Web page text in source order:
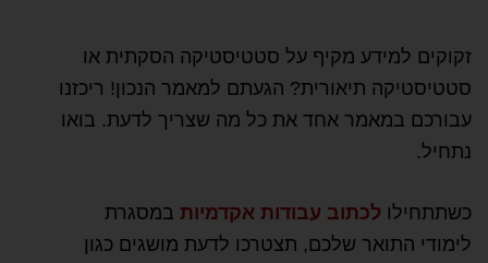
זקוקים למידע מקיף על סטטיסטיקה הסקתית או
סטטיסטיקה תיאורית? הגעתם למאמר הנכון! ריכזנו
עבורכם במאמר אחד את כל מה שצריך לדעת. בואו
נתחיל.
כשתתחילו לכתוב עבודות אקדמיות במסגרת
לימודי התואר שלכם, תצטרכו לדעת מושגים כגון